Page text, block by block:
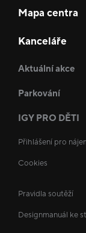
Mapa centra
Kanceláře
Aktuální akce
Parkování
IGY PRO DĚTI
Přihlášení pro
Cookies
Pravidla soutěží
Designmanuál ke